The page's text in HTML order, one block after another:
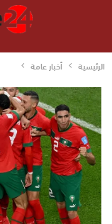
الرئيسية أخبار عامة